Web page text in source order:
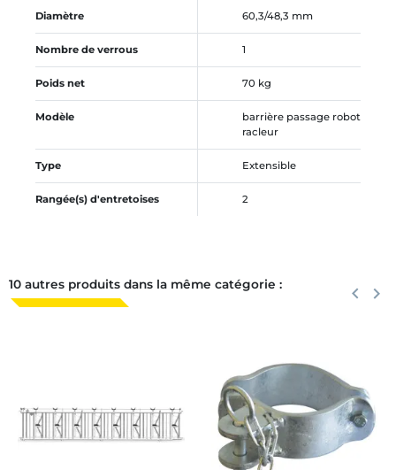
Diamètre 60,3/48,3 mm
Nombre de verrous 1
Poids net 70 kg
Modèle
barrière passage robot
racleur
Type Extensible
Rangée(s) d'entretoises 2
10 autres produits dans la même catégorie : keyboard_arrow_left keyboard_arrow_right